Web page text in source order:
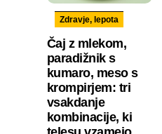
Zdravje, lepota
Čaj z mlekom,
paradižnik s
kumaro, meso s
krompirjem: tri
vsakdanje
kombinacije, ki